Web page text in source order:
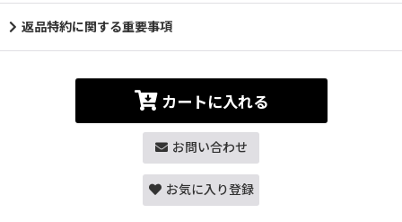
返品特約に関する重要事項
カートに入れる
お問い合わせ
お気に入り登録